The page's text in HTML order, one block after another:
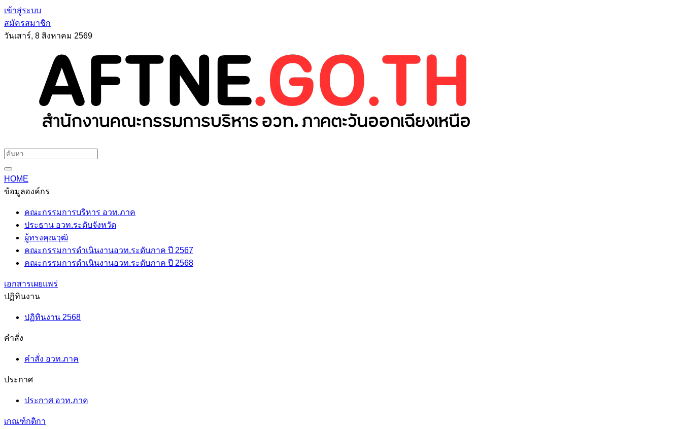
เข้าสู่ระบบ
สมัครสมาชิก
วันเสาร์, 8 สิงหาคม 2569
HOME
ข้อมูลองค์กร
คณะกรรมการบริหาร อวท.ภาค
ประธาน อวท.ระดับจังหวัด
ผู้ทรงคุณวุฒิ
คณะกรรมการดำเนินงานอวท.ระดับภาค ปี 2567
คณะกรรมการดำเนินงานอวท.ระดับภาค ปี 2568
เอกสารเผยแพร่
ปฏิทินงาน
ปฏิทินงาน 2568
คำสั่ง
คำสั่ง อวท.ภาค
ประกาศ
ประกาศ อวท.ภาค
เกณฑ์กติกา